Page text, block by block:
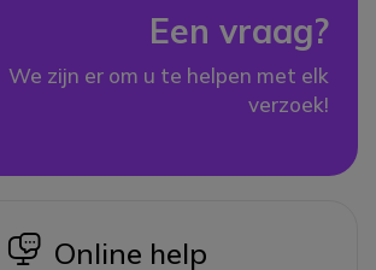
Een vraag?
We zijn er om u te helpen met elk
verzoek!
icon
Online help